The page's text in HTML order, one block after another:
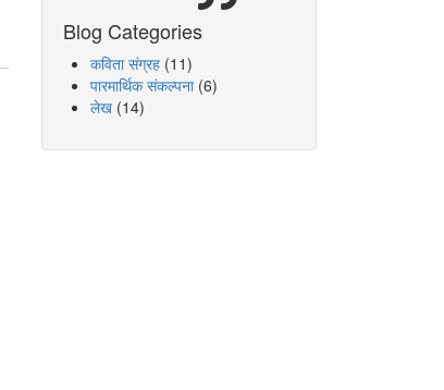
Blog Categories
कविता संग्रह (11)
पारमार्थिक संकल्पना(6)
लेख (14)